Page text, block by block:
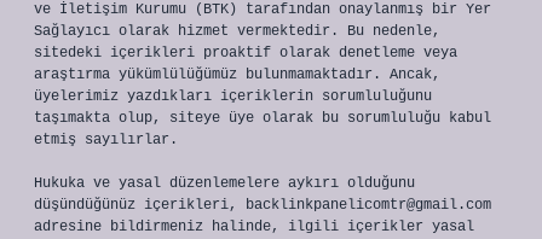
ve İletişim Kurumu (BTK) tarafından onaylanmış bir Yer
Sağlayıcı olarak hizmet vermektedir. Bu nedenle,
sitedeki içerikleri proaktif olarak denetleme veya
araştırma yükümlülüğümüz bulunmamaktadır. Ancak,
üyelerimiz yazdıkları içeriklerin sorumluluğunu
taşımakta olup, siteye üye olarak bu sorumluluğu kabul
etmiş sayılırlar.
Hukuka ve yasal düzenlemelere aykırı olduğunu
düşündüğünüz içerikleri, backlinkpanelicomtr@gmail.com
adresine bildirmeniz halinde, ilgili içerikler yasal